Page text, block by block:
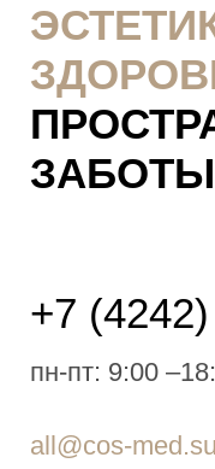
+7
пн-пт: 9:00
all@cos-med.su